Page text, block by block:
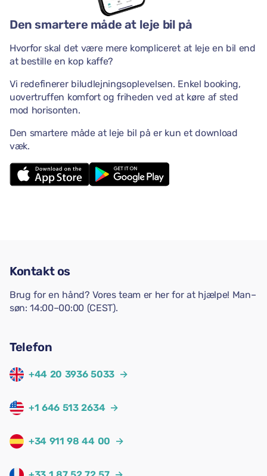
Den smartere måde at leje bil på
Hvorfor skal det være mere kompliceret at leje en bil end
at bestille en kop kaffe?
Vi redefinerer biludlejningsoplevelsen. Enkel booking,
uovertruffen komfort og friheden ved at køre af sted
mod horisonten.
Den smartere måde at leje bil på er kun et download
væk.
Kontakt os
Brug for en hånd? Vores team er her for at hjælpe! Man–
søn: 14:00–00:00 (CEST).
Telefon
+44 20 3936 5033 →
+1 646 513 2634 →
+34 911 98 44 00 →